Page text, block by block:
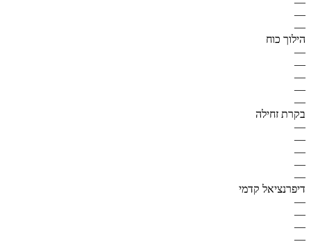
—
—
הילוך כוח
—
—
—
—
—
בקרת זחילה
—
—
—
—
—
דיפרנציאל קדמי
—
—
—
—